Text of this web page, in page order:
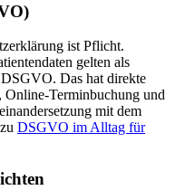
ist Pflicht.
gelten als
Das hat direkte
Terminbuchung und
mit dem
DSGVO im Alltag für